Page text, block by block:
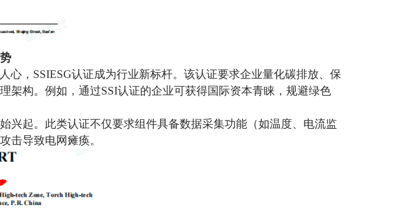
心，‌SSIESG认证‌成为行业新标杆。该认证要求企业量化碳排放、保
架构。例如，通过SSI认证的企业可获得国际资本青睐，规避绿色
兴起。此类认证不仅要求组件具备数据采集功能（如温度、电流监
击导致电网瘫痪。